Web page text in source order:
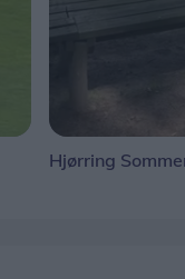
Hjørring